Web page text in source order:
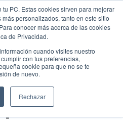
PC. Estas cookies sirven para mejorar
personalizados, tanto en este sitio
conocer más acerca de las cookies
de Privacidad.
cuando visites nuestro
con tus preferencias,
cookie para que no se te
de nuevo.
Rechazar
la voz